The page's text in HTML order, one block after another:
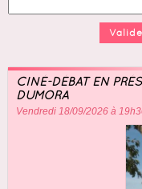
CINÉ-DÉBAT EN
DUMORA
Vendredi 18/09/2026 à